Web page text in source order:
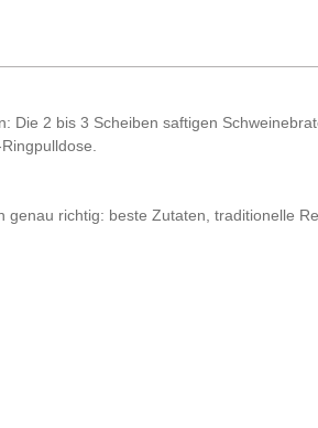
Die 2 bis 3 Scheiben saftigen
richtig: beste Zutaten, traditionelle